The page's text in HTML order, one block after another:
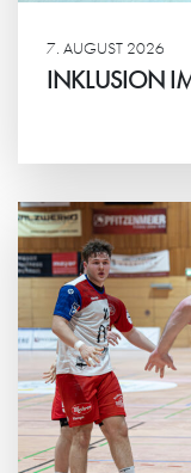
7. AUGUST 2026
INKLUSION